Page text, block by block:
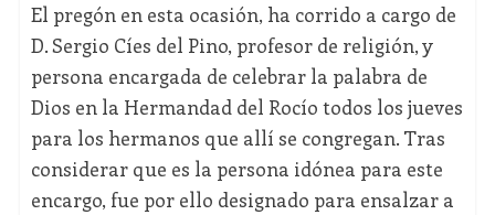
El pregón en esta ocasión, ha corrido a cargo de
D. Sergio Cíes del Pino, profesor de religión, y
persona encargada de celebrar la palabra de
Dios en la Hermandad del Rocío todos los jueves
para los hermanos que allí se congregan. Tras
considerar que es la persona idónea para este
encargo, fue por ello designado para ensalzar a